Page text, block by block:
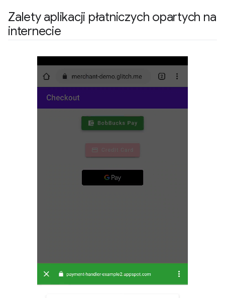
Zalety aplikacji płatniczych opartych na
internecie